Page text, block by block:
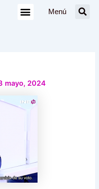
Menú
mayo, 2024